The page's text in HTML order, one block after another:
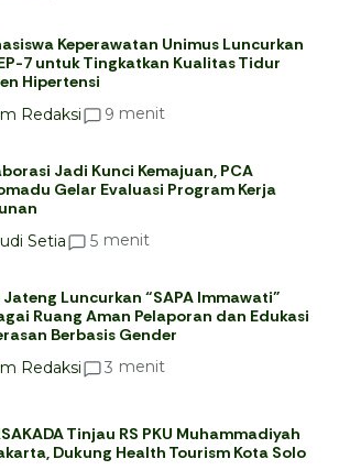
Keperawatan Unimus Luncurkan
7 untuk Tingkatkan Kualitas Tidur
Hipertensi
Redaksi
9 menit
Jadi Kunci Kemajuan, PCA
Gelar Evaluasi Program Kerja
Setia
5 menit
Jateng Luncurkan “SAPA Immawati”
Ruang Aman Pelaporan dan Edukasi
Berbasis Gender
Redaksi
3 menit
Tinjau RS PKU Muhammadiyah
Dukung Health Tourism Kota Solo